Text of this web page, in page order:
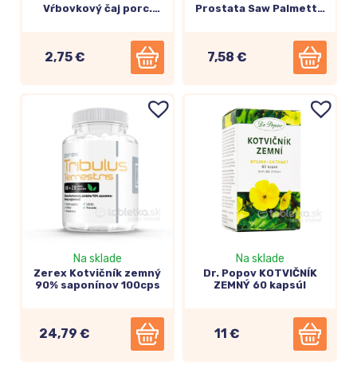
Vŕbovkový čaj porc.
2,75 €
Prostata Saw Palmetto
7,58 €
Na sklade
Zerex Kotvičník zemný
90% saponínov 100cps
24,79 €
Na sklade
Dr. Popov KOTVIČNÍK
ZEMNÝ 60 kapsúl
11 €